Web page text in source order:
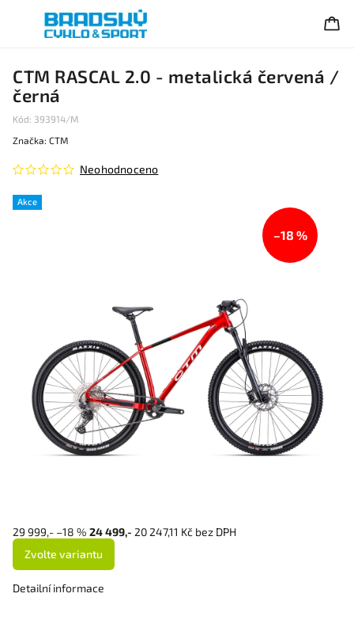
CTM RASCAL 2.0 - metalická červená /
černá
Kód: 393914/M
Akce
Neohodnoceno
Značka: CTM
–18 %
29 999,- –18 % 24 499,- 20 247,11 Kč bez DPH
Zvolte variantu
Detailní informace